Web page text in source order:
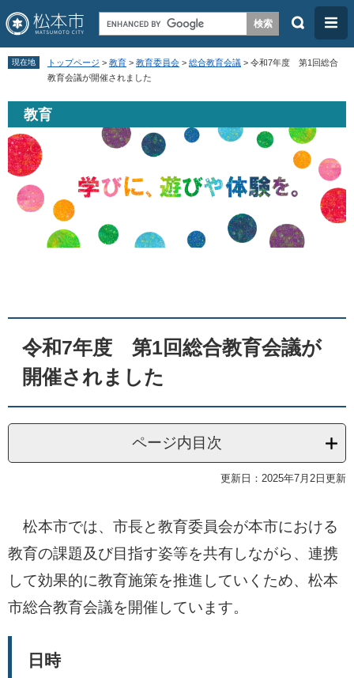
ペ
ジ
の
先
頭
メ
ュ
ー
を
飛
検
メ
ニ
ュ
現在地 トップページ > 教育 > 教育委員会 > 総合教育会議 > 令和7年度 第1回総合
教育会議が開催されました
教育
令和7年度 第1回総合教育会議が
開催されました
ページ内目次
更新日：2025年7月2日更新
松本市では、市長と教育委員会が本市における
教育の課題及び目指す姿等を共有しながら、連携
して効果的に教育施策を推進していくため、松本
市総合教育会議を開催しています。
日時